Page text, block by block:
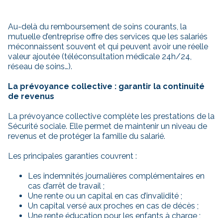
Au-delà du remboursement de soins courants, la
mutuelle d’entreprise offre des services que les salariés
méconnaissent souvent et qui peuvent avoir une réelle
valeur ajoutée (téléconsultation médicale 24h/24,
réseau de soins…).
La prévoyance collective : garantir la continuité
de revenus
La prévoyance collective complète les prestations de la
Sécurité sociale. Elle permet de maintenir un niveau de
revenus et de protéger la famille du salarié.
Les principales garanties couvrent :
Les indemnités journalières complémentaires en
cas d’arrêt de travail ;
Une rente ou un capital en cas d’invalidité ;
Un capital versé aux proches en cas de décès ;
Une rente éducation pour les enfants à charge ;